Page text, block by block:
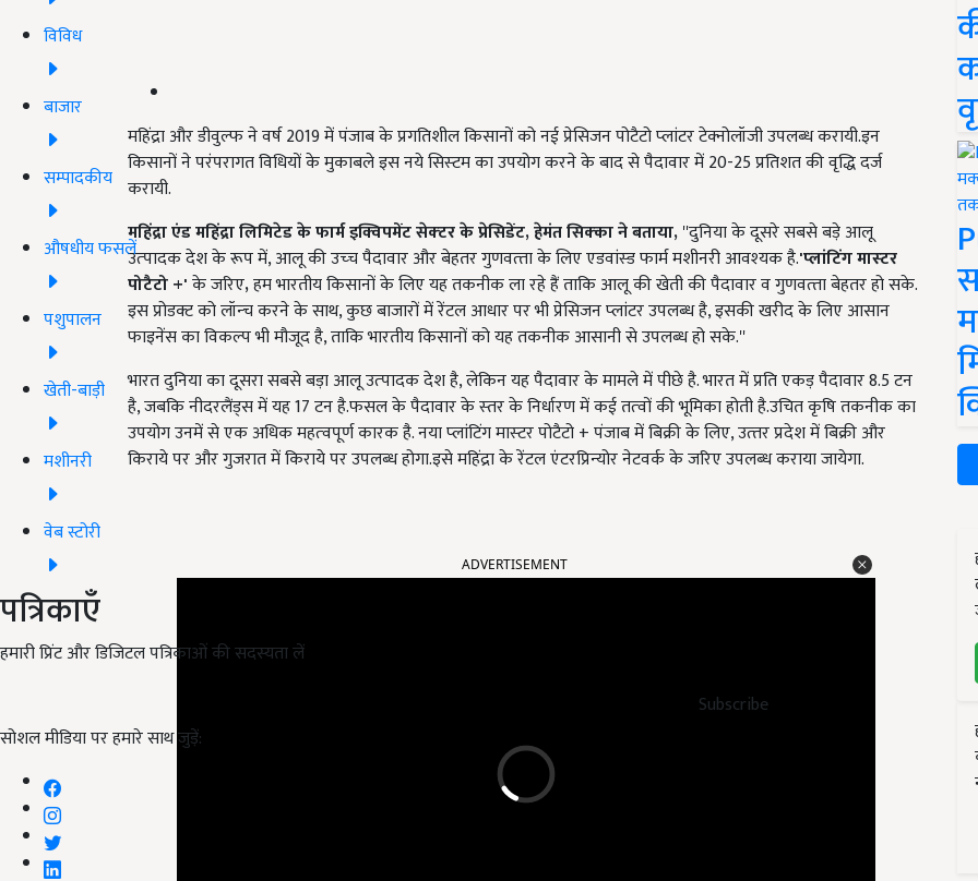
विविध
बाजार
सम्पादकीय
औषधीय फसलें
पशुपालन
खेती-बाड़ी
मशीनरी
वेब स्टोरी
पत्रिकाएँ
हमारी प्रिंट और डिजिटल पत्रिकाओं की सदस्यता लें
Subscribe
सोशल मीडिया पर हमारे साथ जुड़ें:
महिंद्रा और डीवुल्‍फ ने वर्ष 2019 में पंजाब के प्रगतिशील किसानों को नई प्रेसिजन पोटैटो प्‍लांटर टेक्‍नोलॉजी उपलब्‍ध करायी.इन
किसानों ने परंपरागत विधियों के मुकाबले इस नये सिस्‍टम का उपयोग करने के बाद से पैदावार में 20-25 प्रतिशत की वृद्धि दर्ज
करायी.
महिंद्रा एंड महिंद्रा लिमिटेड के फार्म इक्विपमेंट सेक्‍टर के प्रेसिडेंट,हेमंत सिक्‍का ने बताया,''दुनिया के दूसरे सबसे बड़े आलू
उत्‍पादक देश के रूप में,आलू की उच्‍च पैदावार और बेहतर गुणवत्‍ता के लिए एडवांस्‍ड फार्म मशीनरी आवश्‍यक है.'प्‍लांटिंग मास्‍टर
पोटैटो+'के जरिए,हम भारतीय किसानों के लिए यह तकनीक ला रहे हैं ताकि आलू की खेती की पैदावार व गुणवत्‍ता बेहतर हो सके.
इस प्रोडक्‍ट को लॉन्‍च करने के साथ,कुछ बाजारों में रेंटल आधार पर भी प्रेसिजन प्‍लांटर उपलब्‍ध है,इसकी खरीद के लिए आसान
फाइनेंस का विकल्‍प भी मौजूद है,ताकि भारतीय किसानों को यह तकनीक आसानी से उपलब्‍ध हो सके.''
भारत दुनिया का दूसरा सबसे बड़ा आलू उत्‍पादक देश है,लेकिन यह पैदावार के मामले में पीछे है. भारत में प्रति एकड़ पैदावार 8.5 टन
है,जबकि नीदरलैंड्स में यह 17 टन है.फसल के पैदावार के स्‍तर के निर्धारण में कई तत्‍वों की भूमिका होती है.उचित कृषि तकनीक का
उपयोग उनमें से एक अधिक महत्‍वपूर्ण कारक है. नया प्‍लांटिंग मास्‍टर पोटैटो+ पंजाब में बिक्री के लिए,उत्‍तर प्रदेश में बिक्री और
किराये पर और गुजरात में किराये पर उपलब्‍ध होगा.इसे महिंद्रा के रेंटल एंटरप्रिन्‍योर नेटवर्क के जरिए उपलब्‍ध कराया जायेगा.